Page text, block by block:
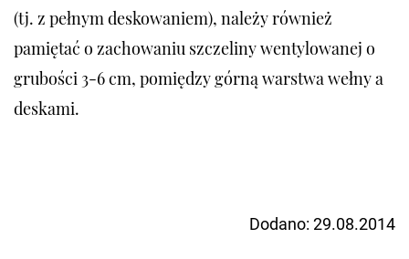
(tj. z pełnym deskowaniem), należy również
pamiętać o zachowaniu szczeliny wentylowanej o
grubości 3-6 cm, pomiędzy górną warstwa wełny a
deskami.
Dodano: 29.08.2014